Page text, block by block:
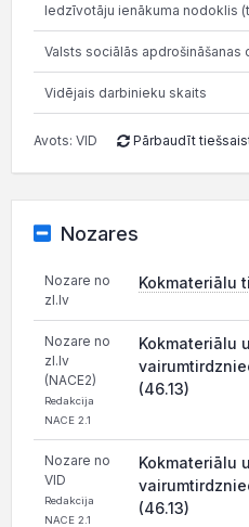
Iedzīvotāju ienākuma nodoklis
Valsts sociālās apdrošināšanas
Vidējais darbinieku skaits
Avots: VID Pārbaudīt
Nozares
Nozare no
zl.lv
Kokmateriālu
Nozare no
zl.lv
(NACE2)
Redakcija
NACE 2.1
Kokmateriālu
(46.13)
Nozare no
VID
Redakcija
NACE 2.1
Kokmateriālu
(46.13)